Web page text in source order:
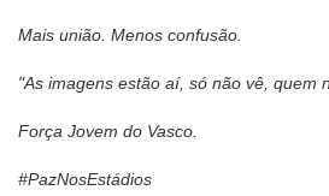
Mais união. Menos confusão.
"As imagens estão aí, só não vê, quem
Força Jovem do Vasco.
#PazNosEstádios